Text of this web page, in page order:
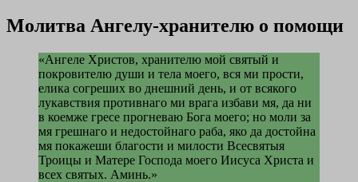
Молитва Ангелу-хранителю о помощи
«Ангеле Христов, хранителю мой святый и
покровителю души и тела моего, вся ми прости,
елика согреших во днешний день, и от всякого
лукавствия противнаго ми врага избави мя, да ни
в коемже гресе прогневаю Бога моего; но моли за
мя грешнаго и недостойнаго раба, яко да достойна
мя покажеши благости и милости Всесвятыя
Троицы и Матере Господа моего Иисуса Христа и
всех святых. Аминь.»